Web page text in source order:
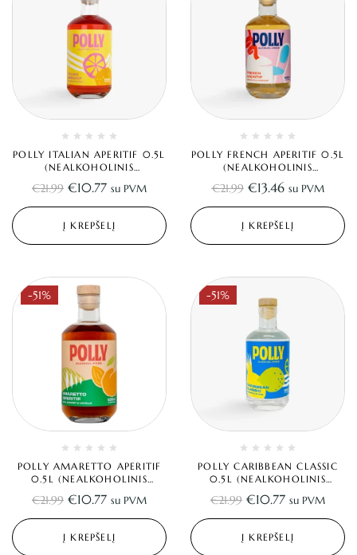
POLLY ITALIAN APERITIF 0.5L
(NEALKOHOLINIS
APERITYVAS)
€21.99 €10.77 su PVM
Į KREPŠELĮ
POLLY FRENCH APERITIF 0.5L
(NEALKOHOLINIS
APERITYVAS)
€21.99 €13.46 su PVM
Į KREPŠELĮ
-51%
POLLY AMARETTO APERITIF
0.5L (NEALKOHOLINIS
AMARETTO)
€21.99 €10.77 su PVM
Į KREPŠELĮ
-51%
POLLY CARIBBEAN CLASSIC
0.5L (NEALKOHOLINIS
ROMAS)
€21.99 €10.77 su PVM
Į KREPŠELĮ